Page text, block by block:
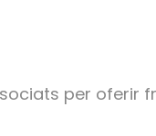
per oferir